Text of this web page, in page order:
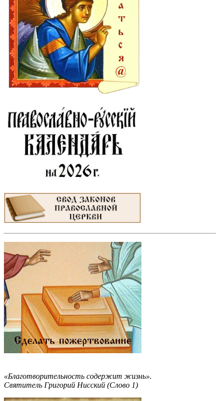
«Благотворительность содержит жизнь».
Святитель Григорий Нисский (Слово 1)